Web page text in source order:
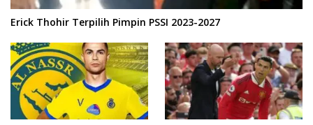
Erick Thohir Terpilih Pimpin PSSI 2023-2027